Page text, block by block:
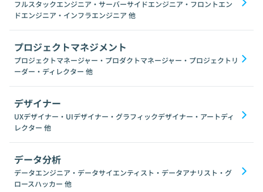
フルスタックエンジニア・サーバーサイドエンジニア・フロントエン
ドエンジニア・インフラエンジニア 他
プロジェクトマネジメント
プロジェクトマネージャー・プロダクトマネージャー・プロジェクトリ
ーダー・ディレクター 他
デザイナー
UXデザイナー・UIデザイナー・グラフィックデザイナー・アートディ
レクター 他
データ分析
データエンジニア・データサイエンティスト・データアナリスト・グ
ロースハッカー 他